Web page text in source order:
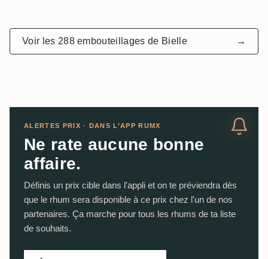
Voir les 288 embouteillages de Bielle →
ALERTES PRIX · DANS L’APP RUMX
Ne rate aucune bonne
affaire.
Définis un prix cible dans l'appli et on te préviendra dès
que le rhum sera disponible à ce prix chez l'un de nos
partenaires. Ça marche pour tous les rhums de ta liste
de souhaits.